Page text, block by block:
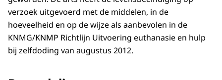
verzoek uitgevoerd met de middelen, in de
hoeveelheid en op de wijze als aanbevolen in de
KNMG/KNMP Richtlijn Uitvoering euthanasie en hulp
bij zelfdoding van augustus 2012.